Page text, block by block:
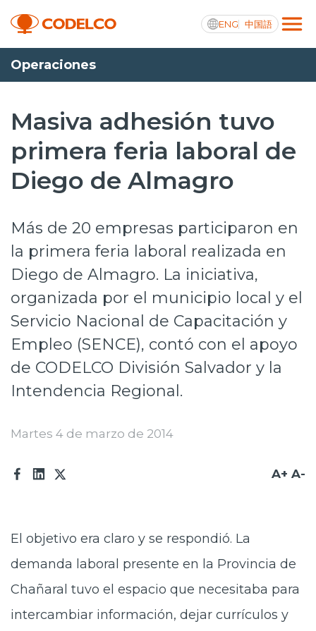
ENG 中国語
Transparencia activa
Nosotros
Operaciones
Sustentabilidad
Innovación
Inversionistas
Trabaja en Codelco
Transparencia activa
Acceso trabajadores/as
Operaciones
Masiva adhesión tuvo
primera feria laboral de
Diego de Almagro
Más de 20 empresas participaron en
la primera feria laboral realizada en
Diego de Almagro. La iniciativa,
organizada por el municipio local y el
Servicio Nacional de Capacitación y
Empleo (SENCE), contó con el apoyo
de CODELCO División Salvador y la
Intendencia Regional.
Martes 4 de marzo de 2014
A+ A-
El objetivo era claro y se respondió. La
demanda laboral presente en la Provincia de
Chañaral tuvo el espacio que necesitaba para
intercambiar información, dejar currículos y